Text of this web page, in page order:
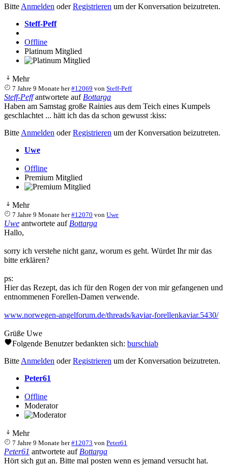
Bitte Anmelden oderRegistrieren um der Konversation beizutreten.
Steff-Peff
Offline
Platinum Mitglied
Mehr
7 Jahre 9 Monate her #12069 vonSteff-Peff
Steff-Peffantwortete auf Bottarga
Haben am Samstag große Rainies aus dem Teich eines Kumpels
geschlachtet ... hätt ich das da schon gewusst :kiss:
Bitte Anmelden oderRegistrieren um der Konversation beizutreten.
Uwe
Offline
Premium Mitglied
Mehr
7 Jahre 9 Monate her #12070 vonUwe
Uwe antwortete auf Bottarga
Hallo,
sorry ich verstehe nicht ganz, worum es geht. Würdet Ihr mir das
bitte erklären?
ps:
Hier das Rezept, das ich für den Rogen der von mir gefangenen und
entnommenen Forellen-Damen verwende.
www.norwegen-angelforum.de/threads/kaviar-forellenkaviar.5430/
Grüße Uwe
Folgende Benutzer bedankten sich: burschiab
Bitte Anmelden oderRegistrieren um der Konversation beizutreten.
Peter61
Offline
Moderator
Mehr
7 Jahre 9 Monate her #12073 vonPeter61
Peter61 antwortete auf Bottarga
Hört sich gut an. Bitte mal posten wenn es jemand versucht hat.